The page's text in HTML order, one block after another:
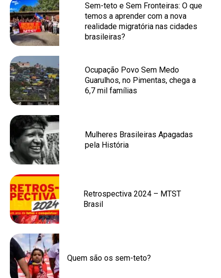
Sem-teto e Sem Fronteiras: O que
temos a aprender com a nova
realidade migratória nas cidades
brasileiras?
Ocupação Povo Sem Medo
Guarulhos, no Pimentas, chega a
6,7 mil famílias
Mulheres Brasileiras Apagadas
pela História
Retrospectiva 2024 – MTST
Brasil
Quem são os sem-teto?